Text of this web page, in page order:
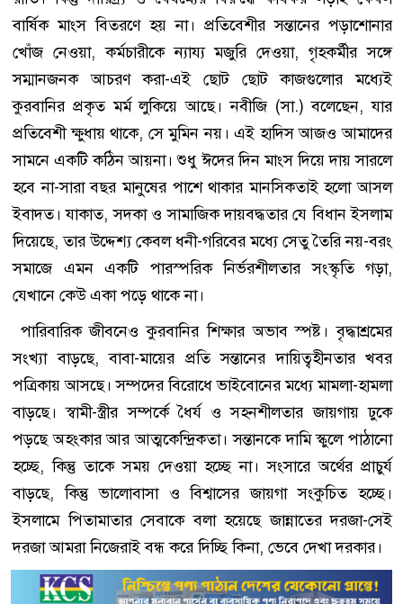
বার্ষিক মাংস বিতরণে হয় না। প্রতিবেশীর সন্তানের পড়াশোনার
খোঁজ নেওয়া, কর্মচারীকে ন্যায্য মজুরি দেওয়া, গৃহকর্মীর সঙ্গে
সম্মানজনক আচরণ করা-এই ছোট ছোট কাজগুলোর মধ্যেই
কুরবানির প্রকৃত মর্ম লুকিয়ে আছে। নবীজি (সা.) বলেছেন, যার
প্রতিবেশী ক্ষুধায় থাকে, সে মুমিন নয়। এই হাদিস আজও আমাদের
সামনে একটি কঠিন আয়না। শুধু ঈদের দিন মাংস দিয়ে দায় সারলে
হবে না-সারা বছর মানুষের পাশে থাকার মানসিকতাই হলো আসল
ইবাদত। যাকাত, সদকা ও সামাজিক দায়বদ্ধতার যে বিধান ইসলাম
দিয়েছে, তার উদ্দেশ্য কেবল ধনী-গরিবের মধ্যে সেতু তৈরি নয়-বরং
সমাজে এমন একটি পারস্পরিক নির্ভরশীলতার সংস্কৃতি গড়া,
যেখানে কেউ একা পড়ে থাকে না।
পারিবারিক জীবনেও কুরবানির শিক্ষার অভাব স্পষ্ট। বৃদ্ধাশ্রমের
সংখ্যা বাড়ছে, বাবা-মায়ের প্রতি সন্তানের দায়িত্বহীনতার খবর
পত্রিকায় আসছে। সম্পদের বিরোধে ভাইবোনের মধ্যে মামলা-হামলা
বাড়ছে। স্বামী-স্ত্রীর সম্পর্কে ধৈর্য ও সহনশীলতার জায়গায় ঢুকে
পড়ছে অহংকার আর আত্মকেন্দ্রিকতা। সন্তানকে দামি স্কুলে পাঠানো
হচ্ছে, কিন্তু তাকে সময় দেওয়া হচ্ছে না। সংসারে অর্থের প্রাচুর্য
বাড়ছে, কিন্তু ভালোবাসা ও বিশ্বাসের জায়গা সংকুচিত হচ্ছে।
ইসলামে পিতামাতার সেবাকে বলা হয়েছে জান্নাতের দরজা-সেই
দরজা আমরা নিজেরাই বন্ধ করে দিচ্ছি কিনা, ভেবে দেখা দরকার।